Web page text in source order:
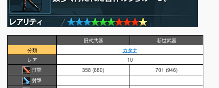
旧式武器
新世武器
分類
カタナ
レア
10
打撃
358 (680)
701 (946)
射撃